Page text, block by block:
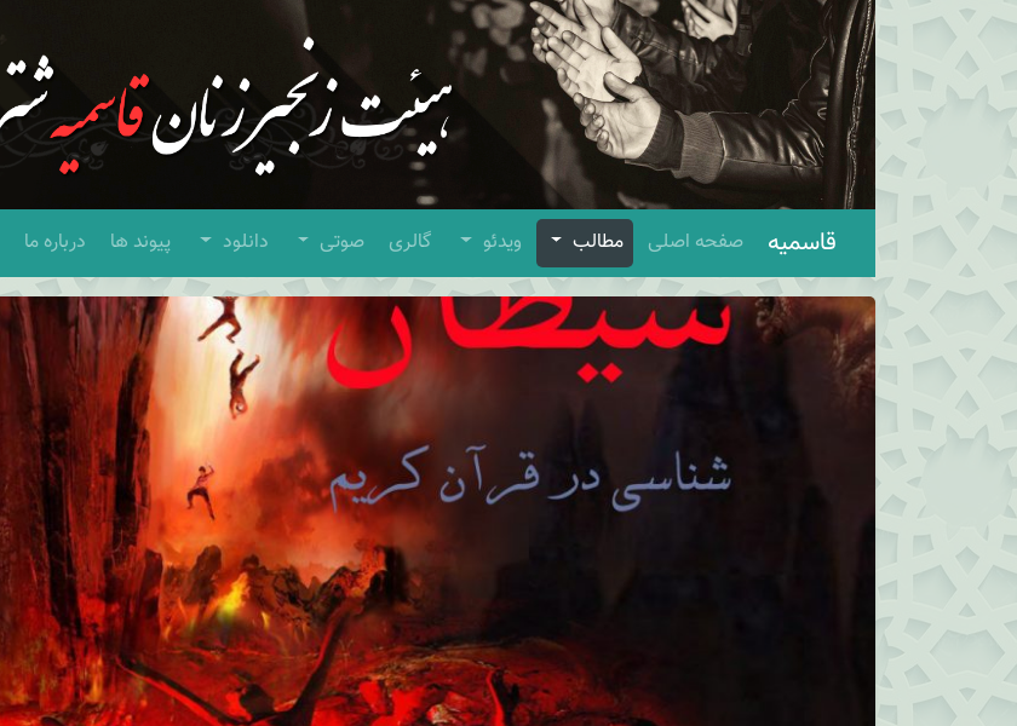
قاسمیه صفحه اصلی مطالب ویدئو گالری صوتی دانلود پیوند ها درباره ما